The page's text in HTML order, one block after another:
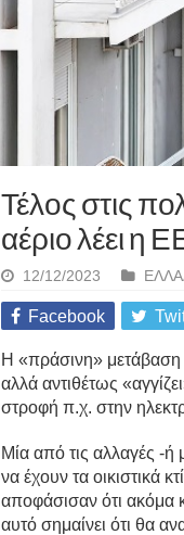
Τέλος στις
αέριο λέει η
12/12/2023
Facebook
Η «πράσινη» μετάβαση
αλλά αντιθέτως
στροφή π.χ. στην
Μία από τις αλλαγές -
να έχουν τα οικιστικά
αποφάσισαν ότι ακόμα
αυτό σημαίνει ότι θα